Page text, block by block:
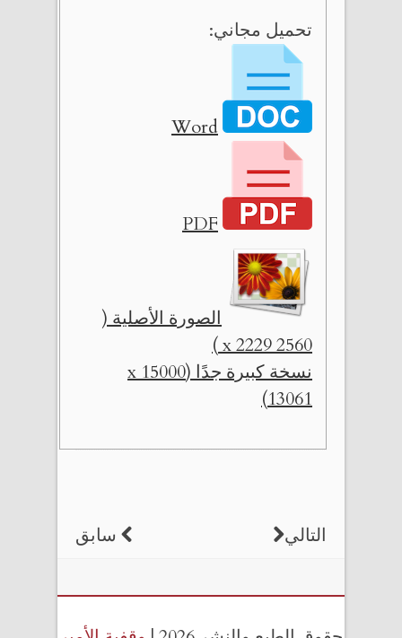
تحميل مجاني:
Word
PDF
الصورة الأصلية (
2560 x 2229 )
نسخة كبيرة جدًا (15000 x
13061)
سابق التالي